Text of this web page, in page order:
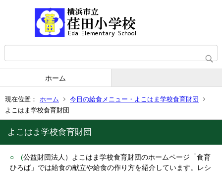
ホーム
現在位置： ホーム
今日の給食メニュー・よこはま学校食育財団
よこはま学校食育財団
よこはま学校食育財団
○ (公益財団法人）よこはま学校食育財団のホームページ「食育
ひろば」では給食の献立や給食の作り方を紹介しています。レシ